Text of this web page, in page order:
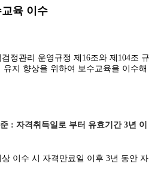
육 이수
정관리 운영규정 제16조와 제104조 규
지 향상을 위하여 보수교육을 이수해
: 자격취득일로 부터 유효기간 3년 이
이수 시 자격만료일 이후 3년 동안 자